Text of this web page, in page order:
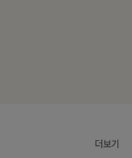
더보기